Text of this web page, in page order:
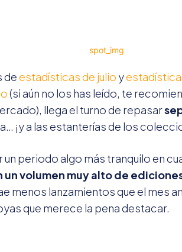
deestadísticas de julio y
(si aún no los has leído, te
llega el turno de repasar
¡y a las estanterías de los
un periodo algo más tranquilo en
volumen muy alto de
menos lanzamientos que el mes
que merece la pena destacar.